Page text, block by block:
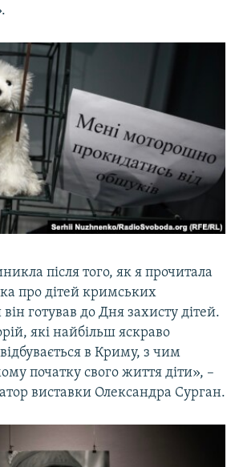
після того, як я прочитала
про дітей кримських
він готував до Дня захисту дітей.
які найбільш яскраво
в Криму, з чим
початку свого життя діти», –
виставки Олександра Сурган.